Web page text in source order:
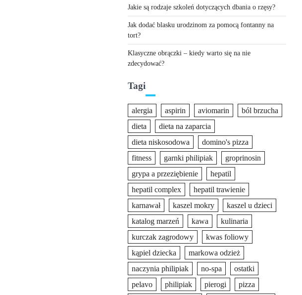
Jakie są rodzaje szkoleń dotyczących dbania o rzęsy?
Jak dodać blasku urodzinom za pomocą fontanny na
tort?
Klasyczne obrączki – kiedy warto się na nie
zdecydować?
Tagi
alergia aspirin aviomarin
ból brzucha
dieta
dieta na zaparcia
dieta niskosodowa
domino's pizza
fitness
garnki philipiak
groprinosin
grypa a przeziębienie
hepatil
hepatil complex
hepatil trawienie
karnawał
kaszel mokry
kaszel u dzieci
katalog marzeń
kawa
kulinaria
kurczak zagrodowy
kwas foliowy
kąpiel dziecka
markowa odzież
naczynia philipiak
no-spa
ostatki
pelavo
philipiak pierogi pizza